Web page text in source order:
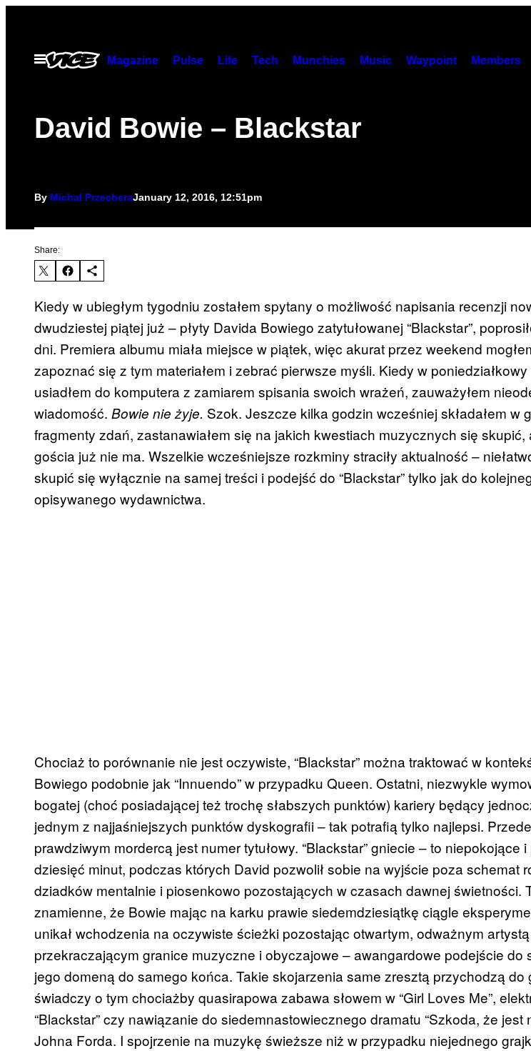
contentOpen
Menu
Magazine Pulse Life Tech Munchies Music Waypoint Members
David Bowie – Blackstar
By Michał PrzecheraJanuary 12, 2016, 12:51pm
Share:
Kiedy w ubiegłym tygodniu zostałem spytany o możliwość napisania recenzji
dwudziestej piątej już – płyty Davida Bowiego zatytułowanej “Blackstar”,
dni. Premiera albumu miała miejsce w piątek, więc akurat przez weekend
zapoznać się z tym materiałem i zebrać pierwsze myśli. Kiedy w
usiadłem do komputera z zamiarem spisania swoich wrażeń, zauważyłem
wiadomość. Bowie nie żyje. Szok. Jeszcze kilka godzin wcześniej składałem w
fragmenty zdań, zastanawiałem się na jakich kwestiach muzycznych się skupić,
gościa już nie ma. Wszelkie wcześniejsze rozkminy straciły aktualność –
skupić się wyłącznie na samej treści i podejść do “Blackstar” tylko jak do
opisywanego wydawnictwa.
Chociaż to porównanie nie jest oczywiste, “Blackstar” można traktować w
Bowiego podobnie jak “Innuendo” w przypadku Queen. Ostatni, niezwykle
bogatej (choć posiadającej też trochę słabszych punktów) kariery będący
jednym z najjaśniejszych punktów dyskografii – tak potrafią tylko najlepsi.
prawdziwym mordercą jest numer tytułowy. “Blackstar” gniecie – to niepokojące
dziesięć minut, podczas których David pozwolił sobie na wyjście poza schemat
dziadków mentalnie i piosenkowo pozostających w czasach dawnej świetności.
znamienne, że Bowie mając na karku prawie siedemdziesiątkę ciągle
unikał wchodzenia na oczywiste ścieżki pozostając otwartym, odważnym
przekraczającym granice muzyczne i obyczajowe – awangardowe podejście do
jego domeną do samego końca. Takie skojarzenia same zresztą przychodzą do
świadczy o tym chociażby quasirapowa zabawa słowem w “Girl Loves Me”,
“Blackstar” czy nawiązanie do siedemnastowiecznego dramatu “Szkoda, że jest
Johna Forda. I spojrzenie na muzykę świeższe niż w przypadku niejednego